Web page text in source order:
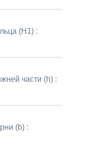
(H1) :
части (h) :
(b) :